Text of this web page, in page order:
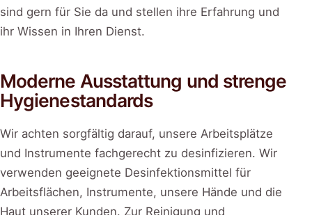
sind gern für Sie da und stellen ihre Erfahrung und
ihr Wissen in Ihren Dienst.
Moderne Ausstattung und strenge
Hygienestandards
Wir achten sorgfältig darauf, unsere Arbeitsplätze
und Instrumente fachgerecht zu desinfizieren. Wir
verwenden geeignete Desinfektionsmittel für
Arbeitsflächen, Instrumente, unsere Hände und die
Haut unserer Kunden. Zur Reinigung und